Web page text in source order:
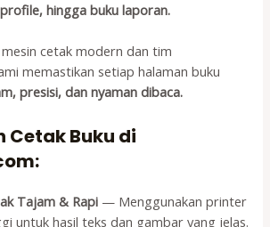
hingga buku laporan.
cetak modern dan tim
memastikan setiap halaman buku
presisi, dan nyaman dibaca.
Cetak Buku di
Tajam & Rapi — Menggunakan printer
untuk hasil teks dan gambar yang jelas.